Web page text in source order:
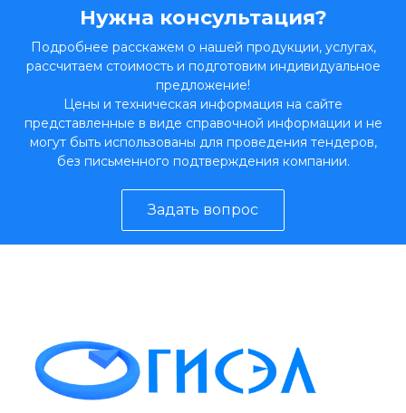
Нужна консультация?
Подробнее расскажем о нашей продукции, услугах,
рассчитаем стоимость и подготовим индивидуальное
предложение!
Цены и техническая информация на сайте
представленные в виде справочной информации и не
могут быть использованы для проведения тендеров,
без письменного подтверждения компании.
Задать вопрос